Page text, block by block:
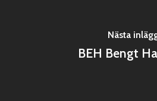
Nästa
BEH Bengt